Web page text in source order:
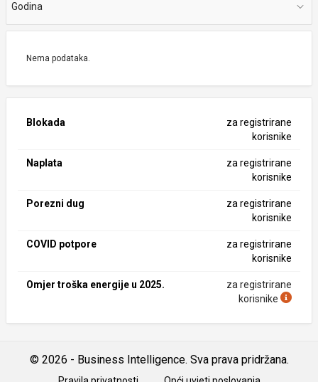
Godina
Nema podataka.
Blokada
za registrirane
korisnike
Naplata
za registrirane
korisnike
Porezni dug
za registrirane
korisnike
COVID potpore
za registrirane
korisnike
Omjer troška energije u 2025.
za registrirane
korisnike
© 2026 - Business Intelligence. Sva prava pridržana.